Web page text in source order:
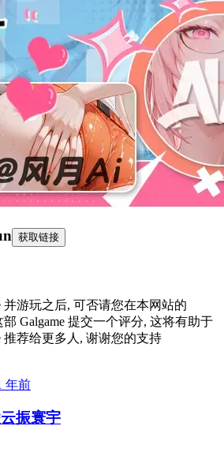
获取链接
并游玩之后, 可否请您在本网站的
部 Galgame 提交一个评分, 这将有助于
推荐给更多人, 谢谢您的支持
年前
振寰宇